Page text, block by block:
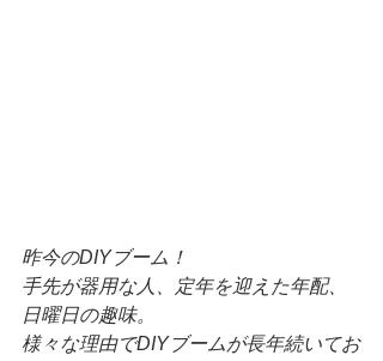
昨今のDIYブーム！
手先が器用な人、定年を迎えた年配、
日曜日の趣味。
様々な理由でDIYブームが長年続いてお